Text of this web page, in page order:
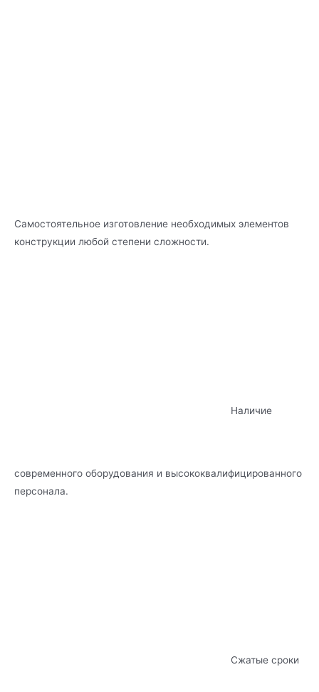
Самостоятельное изготовление необходимых элементов
конструкции любой степени сложности.
Наличие
современного оборудования и высококвалифицированного
персонала.
Сжатые сроки